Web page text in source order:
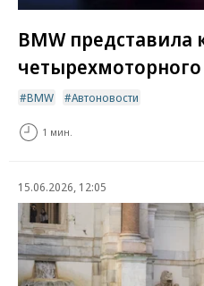
BMW представила
четырехмоторного
BMW Автоновости
1 мин.
15.06.2026, 12:05